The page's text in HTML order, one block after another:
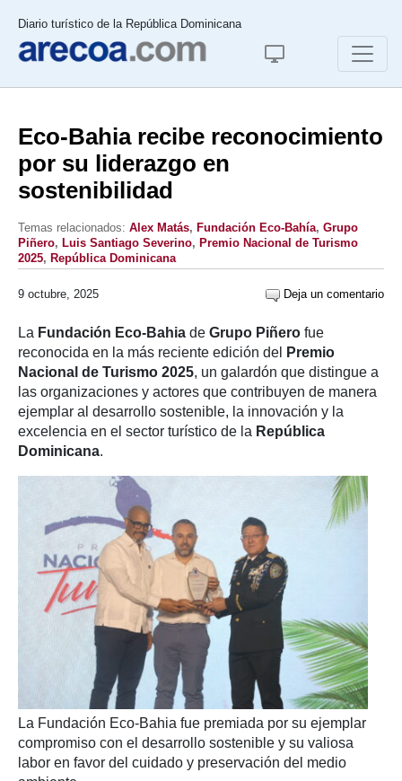
Diario turístico de la República Dominicana
Eco-Bahia recibe reconocimiento
por su liderazgo en
sostenibilidad
Temas relacionados: Alex Matás, Fundación Eco-Bahía, Grupo
Piñero, Luis Santiago Severino, Premio Nacional de Turismo
2025, República Dominicana
9 octubre, 2025 Deja un comentario
La Fundación Eco-Bahia de Grupo Piñero fue
reconocida en la más reciente edición del
Premio
Nacional de Turismo 2025, un galardón que distingue a
las organizaciones y actores que contribuyen de manera
ejemplar al desarrollo sostenible, la innovación y la
excelencia en el sector turístico de la República
Dominicana.
La Fundación Eco-Bahia fue premiada por su ejemplar
compromiso con el desarrollo sostenible y su valiosa
labor en favor del cuidado y preservación del medio